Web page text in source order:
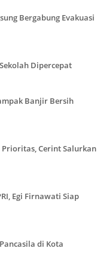
Bergabung Evakuasi
Dipercepat
Banjir Bersih
Prioritas, Cerint Salurkan
Egi Firnawati Siap
di Kota